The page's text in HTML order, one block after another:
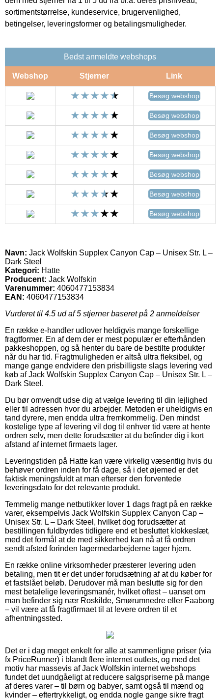
sortimentstørrelse, kundeservice, brugervenlighed,
betingelser, leveringsformer og betalingsmuligheder.
Bedst anmeldte webshops
Webshop Stjerner Link
Besøg webshop
Besøg webshop
Besøg webshop
Besøg webshop
Besøg webshop
Besøg webshop
Besøg webshop
Navn: Jack Wolfskin Supplex Canyon Cap – Unisex Str. L –
Dark Steel
Kategori: Hatte
Producent: Jack Wolfskin
Varenummer: 4060477153834
EAN: 4060477153834
Vurderet til 4.5 ud af 5 stjerner baseret på 2 anmeldelser
En række e-handler udlover heldigvis mange forskellige
fragtformer. En af dem der er mest populær er efterhånden
pakkeshoppen, og så henter du bare de bestilte produkter
når du har tid. Fragtmuligheden er altså ultra fleksibel, og
mange gange endvidere den prisbilligste slags levering ved
køb af Jack Wolfskin Supplex Canyon Cap – Unisex Str. L –
Dark Steel.
Du bør omvendt udse dig at vælge levering til din lejlighed
eller til adressen hvor du arbejder. Metoden er uheldigvis en
tand dyrere, men endda ultra fremkommelig. Den mindst
kostelige type af levering vil dog til enhver tid være at hente
ordren selv, men dette forudsætter at du befinder dig i kort
afstand af internet firmaets lager.
Leveringstiden på Hatte kan være virkelig væsentlig hvis du
behøver ordren inden for få dage, så i det øjemed er det
faktisk meningsfuldt at man efterser den forventede
leveringsdato for det relevante produkt.
Temmelig mange netbutikker lover 1 dags fragt på en række
varer, eksempelvis Jack Wolfskin Supplex Canyon Cap –
Unisex Str. L – Dark Steel, hvilket dog forudsætter at
bestillingen fuldbyrdes tidligere end et besluttet klokkeslæt,
med det formål at de med sikkerhed kan nå at få ordren
sendt afsted forinden lagermedarbejderne tager hjem.
En række online virksomheder præsterer levering uden
betaling, men tit er det under forudsætning af at du køber for
et fastslået beløb. Derudover må man beslutte sig for den
mest betalelige leveringsmanér, hvilket oftest – uanset om
man befinder sig nær Roskilde, Smørumnedre eller Faaborg
– vil være at få fragtfirmaet til at levere ordren til et
afhentningssted.
Det er i dag meget enkelt for alle at sammenligne priser (via
fx PriceRunner) i blandt flere internet outlets, og med det
motiv har massevis af Jack Wolfskin internet webshops
fundet det uundgåeligt at reducere salgspriserne på mange
af deres varer – til børn og babyer, samt også til mænd og
kvinder – eftertrykkeligt, og endda nogle gange sikre fragt